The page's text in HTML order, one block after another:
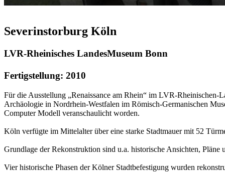
Severinstorburg Köln
LVR-Rheinisches LandesMuseum Bonn
Fertigstellung: 2010
Für die Ausstellung „Renaissance am Rhein“ im LVR-
Archäologie in Nordrhein-Westfalen im Römisch-Germanischen
Computer Modell veranschaulicht worden.
Köln verfügte im Mittelalter über eine starke Stadtmauer mit 52
Grundlage der Rekonstruktion sind u.a. historische Ansichten, Pläne
Vier historische Phasen der Kölner Stadtbefestigung wurden